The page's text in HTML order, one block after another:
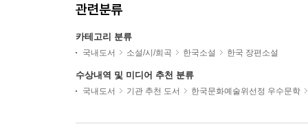
관련분류
카테고리 분류
국내도서 소설/시/희곡 한국소설 한국 장편소설
수상내역 및 미디어 추천 분류
국내도서 기관 추천 도서 한국문화예술위선정 우수문학